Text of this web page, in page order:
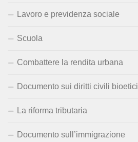
Lavoro e previdenza sociale
Scuola
Combattere la rendita urbana
Documento sui diritti civili bioetici
La riforma tributaria
Documento sull’immigrazione